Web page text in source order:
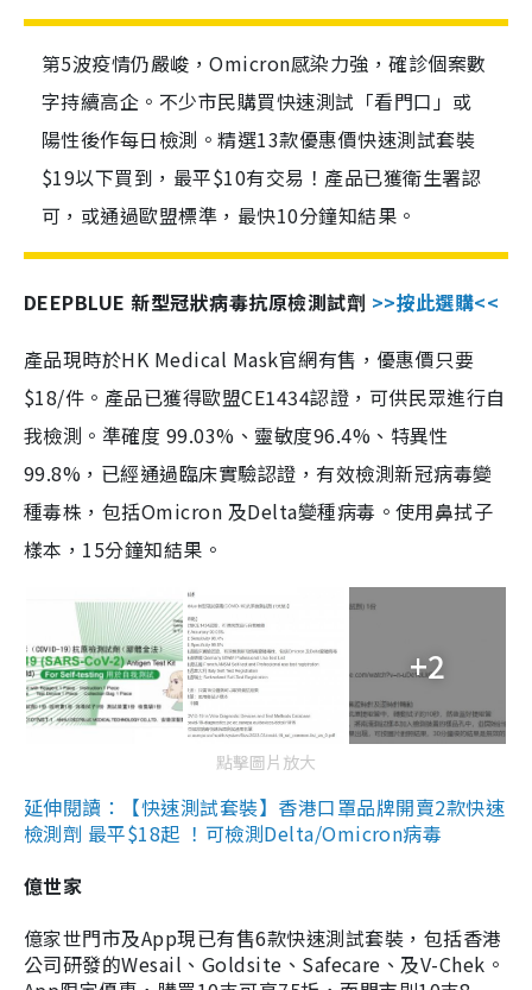
第5波疫情仍嚴峻，Omicron感染力強，確診個案數
字持續高企。不少市民購買快速測試「看門口」或
陽性後作每日檢測。精選13款優惠價快速測試套裝
$19以下買到，最平$10有交易！產品已獲衛生署認
可，或通過歐盟標準，最快10分鐘知結果。
DEEPBLUE 新型冠狀病毒抗原檢測試劑 >>按此選購<<
產品現時於HK Medical Mask官網有售，優惠價只要
$18/件。產品已獲得歐盟CE1434認證，可供民眾進行自
我檢測。準確度 99.03%、靈敏度96.4%、特異性
99.8%，已經通過臨床實驗認證，有效檢測新冠病毒變
種毒株，包括Omicron 及Delta變種病毒。使用鼻拭子
樣本，15分鐘知結果。
+2
點擊圖片放大
延伸閱讀：【快速測試套裝】香港口罩品牌開賣2款快速
檢測劑 最平$18起 ！可檢測Delta/Omicron病毒
億世家
億家世門市及App現已有售6款快速測試套裝，包括香港
公司研發的Wesail、Goldsite、Safecare、及V-Chek。